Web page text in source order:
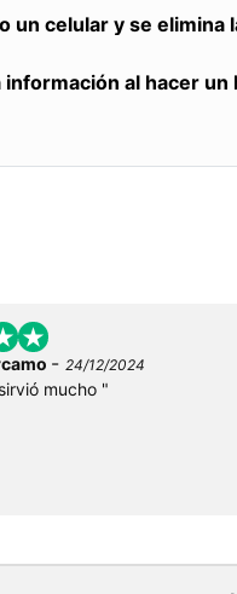
un celular y se elimina
información al hacer un
- 24/12/2024
mucho "